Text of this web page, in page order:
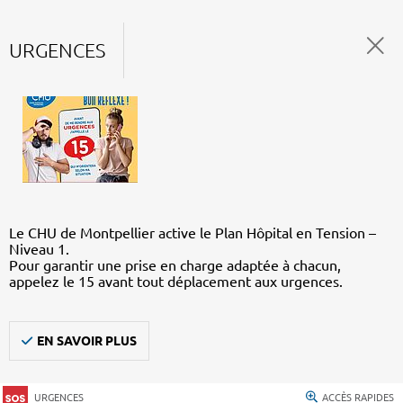
URGENCES
Le CHU de Montpellier active le Plan Hôpital en Tension –
Niveau 1.
Pour garantir une prise en charge adaptée à chacun,
appelez le 15 avant tout déplacement aux urgences.
EN SAVOIR PLUS
URGENCES ACCÈS RAPIDES